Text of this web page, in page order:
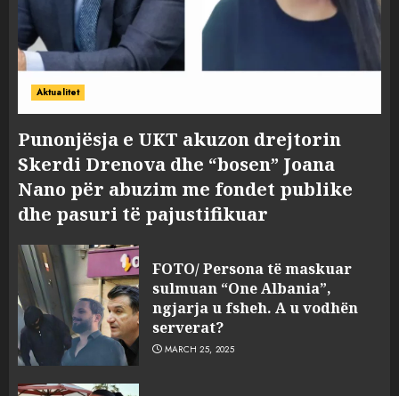
Aktualitet
Punonjësja e UKT akuzon drejtorin
Skerdi Drenova dhe “bosen” Joana
Nano për abuzim me fondet publike
dhe pasuri të pajustifikuar
FOTO/ Persona të maskuar
sulmuan “One Albania”,
ngjarja u fsheh. A u vodhën
serverat?
MARCH 25, 2025